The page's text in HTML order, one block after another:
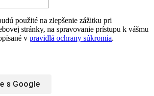
použité na zlepšenie zážitku pri
stránky, na spravovanie prístupu k vášmu
v pravidlá ochrany súkromia.
s Google